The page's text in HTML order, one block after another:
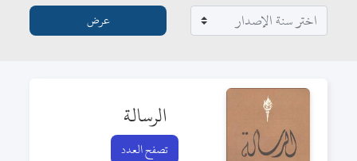
الرسالة
تصفح العدد